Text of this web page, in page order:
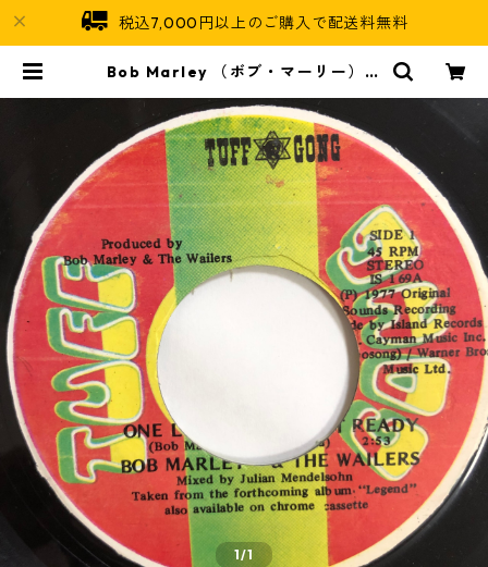
税込7,000円以上のご購入で配送料無料
Bob Marley （ボブ・マーリー） &
One Love【7-20205】 | Jamaic
an Soul
1/1